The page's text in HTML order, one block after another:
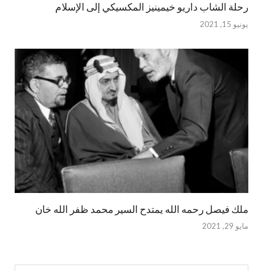
رحلة الشاب داريو خيمينيز المكسيكي إلى الإسلام
يونيو 15, 2021
ملك فيصل رحمه الله يمتدح السير محمد ظفر الله خان
مايو 29, 2021